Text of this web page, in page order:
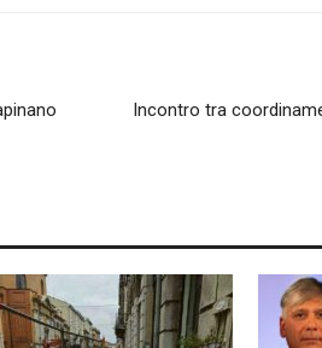
Incontro tra